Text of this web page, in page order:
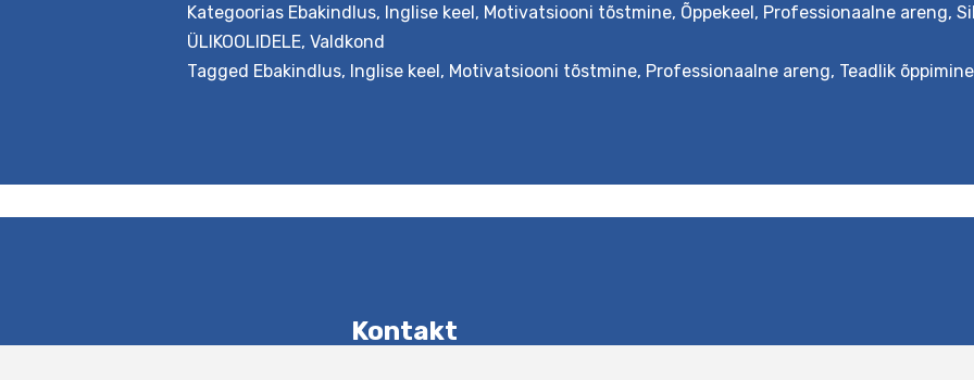
inglise
keeles)
Eesmärk See arengupakett aitab doktorantidel ja magistrantidel
Kategoorias Ebakindlus, Inglise keel, Motivatsiooni tõstmine, Õppekeel, Professionaalne areng,
ÜLIKOOLIDELE, Valdkond
Tagged Ebakindlus, Inglise keel, Motivatsiooni tõstmine, Professionaalne areng, Teadlik õppimine
Kontakt